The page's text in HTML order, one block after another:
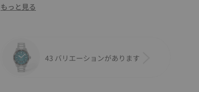
もっと見る
43 バリエーションがあります